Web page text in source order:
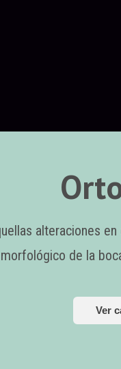
alteraciones
de la
Ver